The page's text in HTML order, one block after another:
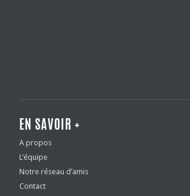
EN SAVOIR +
A propos
L’équipe
Notre réseau d’amis
Contact